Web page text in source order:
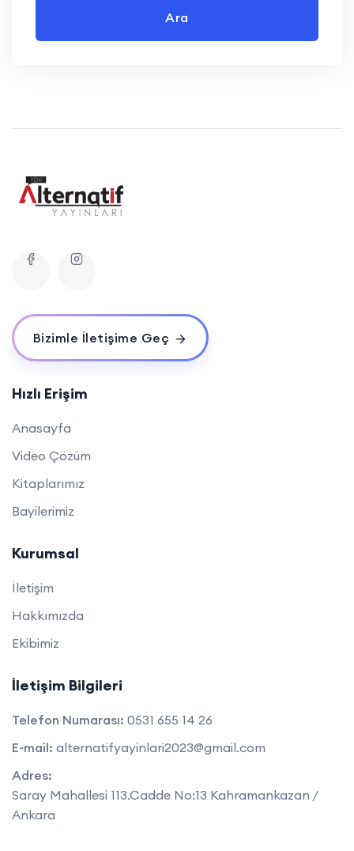
Ara
Bizimle İletişime Geç
Hızlı Erişim
Anasayfa
Video Çözüm
Kitaplarımız
Bayilerimiz
Kurumsal
İletişim
Hakkımızda
Ekibimiz
İletişim Bilgileri
Telefon Numarası: 0531 655 14 26
E-mail: alternatifyayinlari2023@gmail.com
Adres:
Saray Mahallesi 113.Cadde No:13 Kahramankazan /
Ankara